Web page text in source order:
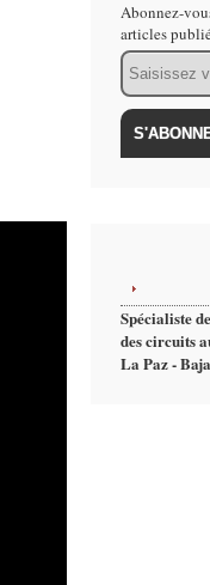
Abonnez-
articles
Email
Spécialiste
des circuits
La Paz -